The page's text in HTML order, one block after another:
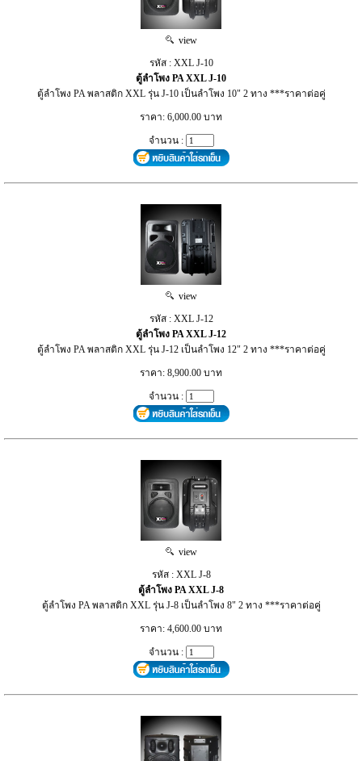
view
รหัส : XXL J-10
ตู้ลำโพง PA XXL J-10
ตู้ลำโพง PA พลาสติก XXL รุ่น J-10 เป็นลำโพง 10" 2 ทาง ***ราคาต่อคู่
ราคา: 6,000.00 บาท
จำนวน :
view
รหัส : XXL J-12
ตู้ลำโพง PA XXL J-12
ตู้ลำโพง PA พลาสติก XXL รุ่น J-12 เป็นลำโพง 12" 2 ทาง ***ราคาต่อคู่
ราคา: 8,900.00 บาท
จำนวน :
view
รหัส : XXL J-8
ตู้ลำโพง PA XXL J-8
ตู้ลำโพง PA พลาสติก XXL รุ่น J-8 เป็นลำโพง 8" 2 ทาง ***ราคาต่อคู่
ราคา: 4,600.00 บาท
จำนวน :